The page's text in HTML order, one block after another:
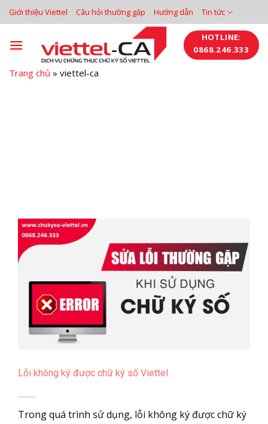
Bỏ
qua
dung
Giới thiệu Viettel Câu hỏi thường gặp Hướng dẫn Tin tức
HOTLINE:
0868.246.333
Trang chủ » viettel-ca
Lỗi không ký được chữ ký số Viettel
Trong quá trình sử dụng, lỗi không ký được chữ ký